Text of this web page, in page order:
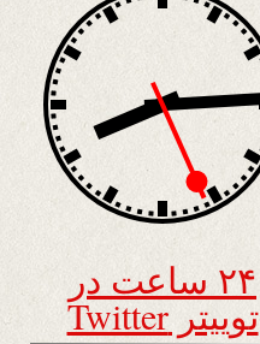
۲۴ ساعت در
توییتر Twitter